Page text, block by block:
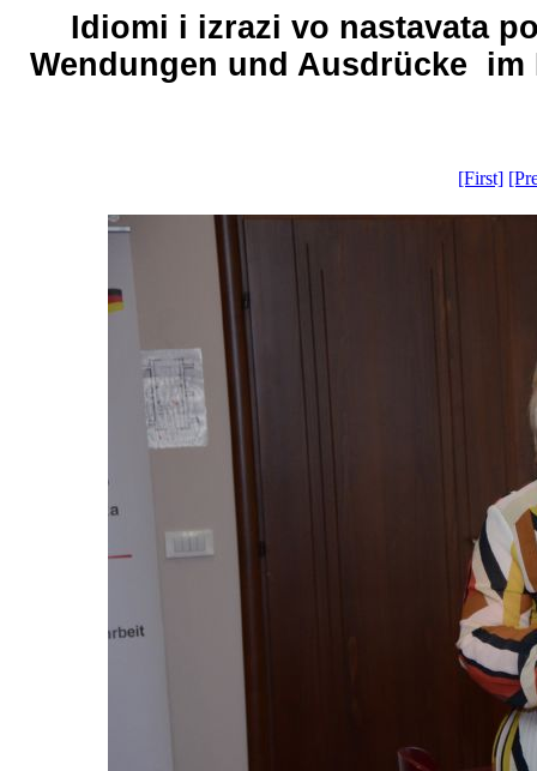
Idiomi i izrazi vo nastavata
Wendungen und Ausdrücke im
[First]